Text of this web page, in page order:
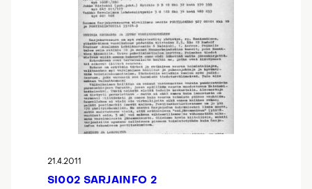
21.4.2011
SI002 SARJAINFO 2